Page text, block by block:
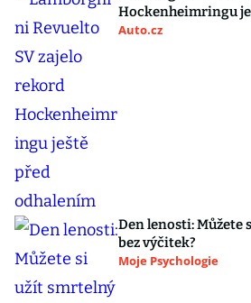
Hockenheimringu
Auto.cz
Den lenosti:
bez výčitek?
Moje Psychologie